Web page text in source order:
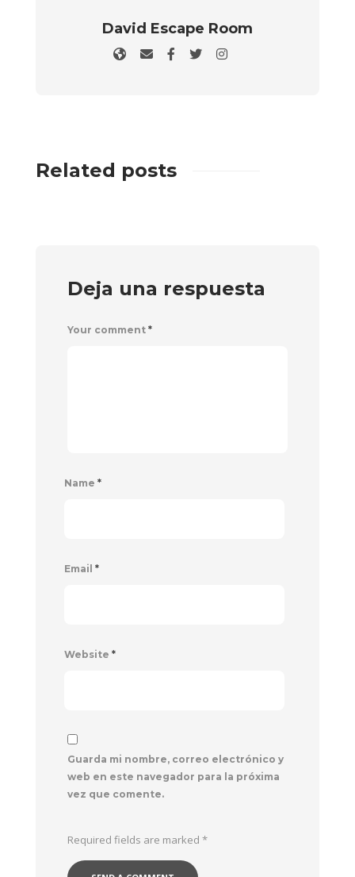
David Escape Room
Related posts
Deja una respuesta
Your comment *
Name *
Email *
Website *
Guarda mi nombre, correo electrónico y
web en este navegador para la próxima
vez que comente.
Required fields are marked *